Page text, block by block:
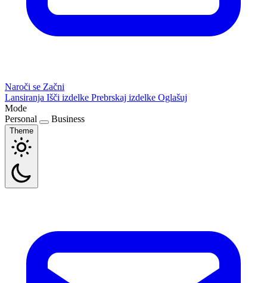
Naroči se Začni
Lansiranja Išči izdelke Prebrskaj izdelke Oglašuj
Mode
Personal
Business
Theme